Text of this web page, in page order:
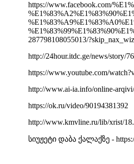
https://www.facebook.com/
287798108055013/
http://24hour.itdc.ge/news/story/
https://www.youtube.com/
http://www.ai-ia.info/online-
https://ok.ru/video/90194381392
http://www.kmvline.ru/lib/xrist/
სიუჟეტი დაბა ქალაქზე -